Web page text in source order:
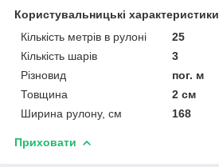
Користувальницькі характеристики
Кількість метрів в рулоні
25
Кількість шарів
3
Різновид
пог. м
Товщина
2 см
Ширина рулону, см
168
Приховати